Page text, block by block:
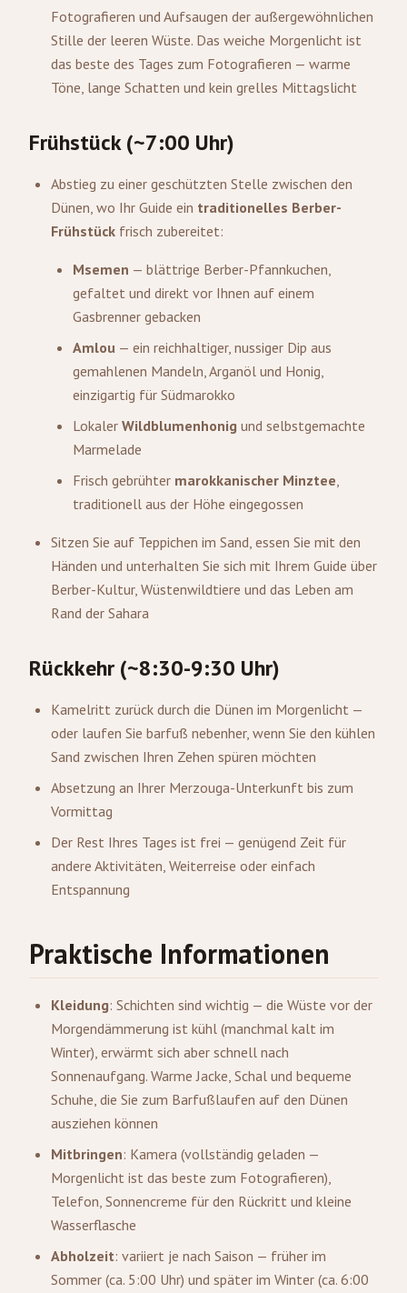
Fotografieren und Aufsaugen der außergewöhnlichen
Stille der leeren Wüste. Das weiche Morgenlicht ist
das beste des Tages zum Fotografieren — warme
Töne, lange Schatten und kein grelles Mittagslicht
Frühstück (~7:00 Uhr)
Abstieg zu einer geschützten Stelle zwischen den
Dünen, wo Ihr Guide ein traditionelles Berber-
Frühstück frisch zubereitet:
Msemen — blättrige Berber-Pfannkuchen,
gefaltet und direkt vor Ihnen auf einem
Gasbrenner gebacken
Amlou — ein reichhaltiger, nussiger Dip aus
gemahlenen Mandeln, Arganöl und Honig,
einzigartig für Südmarokko
Lokaler Wildblumenhonig und selbstgemachte
Marmelade
Frisch gebrühter marokkanischer Minztee,
traditionell aus der Höhe eingegossen
Sitzen Sie auf Teppichen im Sand, essen Sie mit den
Händen und unterhalten Sie sich mit Ihrem Guide über
Berber-Kultur, Wüstenwildtiere und das Leben am
Rand der Sahara
Rückkehr (~8:30-9:30 Uhr)
Kamelritt zurück durch die Dünen im Morgenlicht —
oder laufen Sie barfuß nebenher, wenn Sie den kühlen
Sand zwischen Ihren Zehen spüren möchten
Absetzung an Ihrer Merzouga-Unterkunft bis zum
Vormittag
Der Rest Ihres Tages ist frei — genügend Zeit für
andere Aktivitäten, Weiterreise oder einfach
Entspannung
Praktische Informationen
Kleidung: Schichten sind wichtig — die Wüste vor der
Morgendämmerung ist kühl (manchmal kalt im
Winter), erwärmt sich aber schnell nach
Sonnenaufgang. Warme Jacke, Schal und bequeme
Schuhe, die Sie zum Barfußlaufen auf den Dünen
ausziehen können
Mitbringen: Kamera (vollständig geladen —
Morgenlicht ist das beste zum Fotografieren),
Telefon, Sonnencreme für den Rückritt und kleine
Wasserflasche
Abholzeit: variiert je nach Saison — früher im
Sommer (ca. 5:00 Uhr) und später im Winter (ca. 6:00